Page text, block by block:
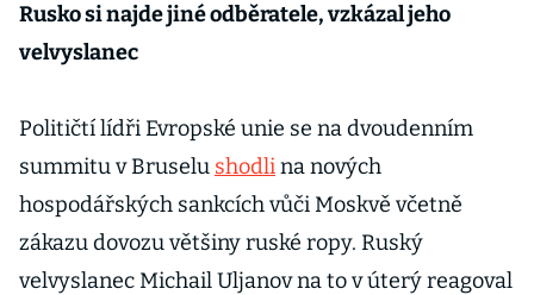
Rusko si najde jiné odběratele, vzkázal jeho
velvyslanec
Političtí lídři Evropské unie se na dvoudenním
summitu v Bruselu shodlina nových
hospodářských sankcích vůči Moskvě včetně
zákazu dovozu většiny ruské ropy. Ruský
velvyslanec Michail Uljanov na to v úterý reagoval